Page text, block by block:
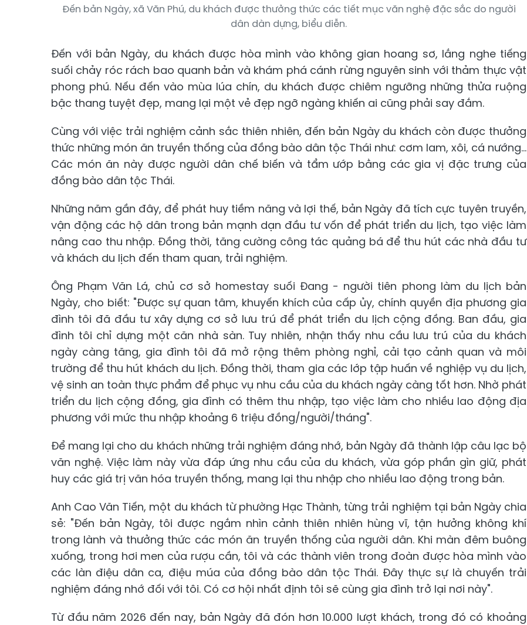
Đến bản Ngày, xã Văn Phú, du khách được thưởng thức các tiết mục văn nghệ đặc sắc do người
dân dàn dựng, biểu diễn.
Đến với bản Ngày, du khách được hòa mình vào không gian hoang sơ, lắng nghe tiếng
suối chảy róc rách bao quanh bản và khám phá cánh rừng nguyên sinh với thảm thực vật
phong phú. Nếu đến vào mùa lúa chín, du khách được chiêm ngưỡng những thửa ruộng
bậc thang tuyệt đẹp, mang lại một vẻ đẹp ngỡ ngàng khiến ai cũng phải say đắm.
Cùng với việc trải nghiệm cảnh sắc thiên nhiên, đến bản Ngày du khách còn được thưởng
thức những món ăn truyền thống của đồng bào dân tộc Thái như: cơm lam, xôi, cá nướng...
Các món ăn này được người dân chế biến và tẩm ướp bằng các gia vị đặc trưng của
đồng bào dân tộc Thái.
Những năm gần đây, để phát huy tiềm năng và lợi thế, bản Ngày đã tích cực tuyên truyền,
vận động các hộ dân trong bản mạnh dạn đầu tư vốn để phát triển du lịch, tạo việc làm
nâng cao thu nhập. Đồng thời, tăng cường công tác quảng bá để thu hút các nhà đầu tư
và khách du lịch đến tham quan, trải nghiệm.
Ông Phạm Văn Lá, chủ cơ sở homestay suối Đang - người tiên phong làm du lịch bản
Ngày, cho biết: "Được sự quan tâm, khuyến khích của cấp ủy, chính quyền địa phương gia
đình tôi đã đầu tư xây dựng cơ sở lưu trú để phát triển du lịch cộng đồng. Ban đầu, gia
đình tôi chỉ dựng một căn nhà sàn. Tuy nhiên, nhận thấy nhu cầu lưu trú của du khách
ngày càng tăng, gia đình tôi đã mở rộng thêm phòng nghỉ, cải tạo cảnh quan và môi
trường để thu hút khách du lịch. Đồng thời, tham gia các lớp tập huấn về nghiệp vụ du lịch,
vệ sinh an toàn thực phẩm để phục vụ nhu cầu của du khách ngày càng tốt hơn. Nhờ phát
triển du lịch cộng đồng, gia đình có thêm thu nhập, tạo việc làm cho nhiều lao động địa
phương với mức thu nhập khoảng 6 triệu đồng/người/tháng".
Để mang lại cho du khách những trải nghiệm đáng nhớ, bản Ngày đã thành lập câu lạc bộ
văn nghệ. Việc làm này vừa đáp ứng nhu cầu của du khách, vừa góp phần gìn giữ, phát
huy các giá trị văn hóa truyền thống, mang lại thu nhập cho nhiều lao động trong bản.
Anh Cao Văn Tiến, một du khách từ phường Hạc Thành, từng trải nghiệm tại bản Ngày chia
sẻ: "Đến bản Ngày, tôi được ngắm nhìn cảnh thiên nhiên hùng vĩ, tận hưởng không khí
trong lành và thưởng thức các món ăn truyền thống của người dân. Khi màn đêm buông
xuống, trong hơi men của rượu cần, tôi và các thành viên trong đoàn được hòa mình vào
các làn điệu dân ca, điệu múa của đồng bào dân tộc Thái. Đây thực sự là chuyến trải
nghiệm đáng nhớ đối với tôi. Có cơ hội nhất định tôi sẽ cùng gia đình trở lại nơi này".
Từ đầu năm 2026 đến nay, bản Ngày đã đón hơn 10.000 lượt khách, trong đó có khoảng